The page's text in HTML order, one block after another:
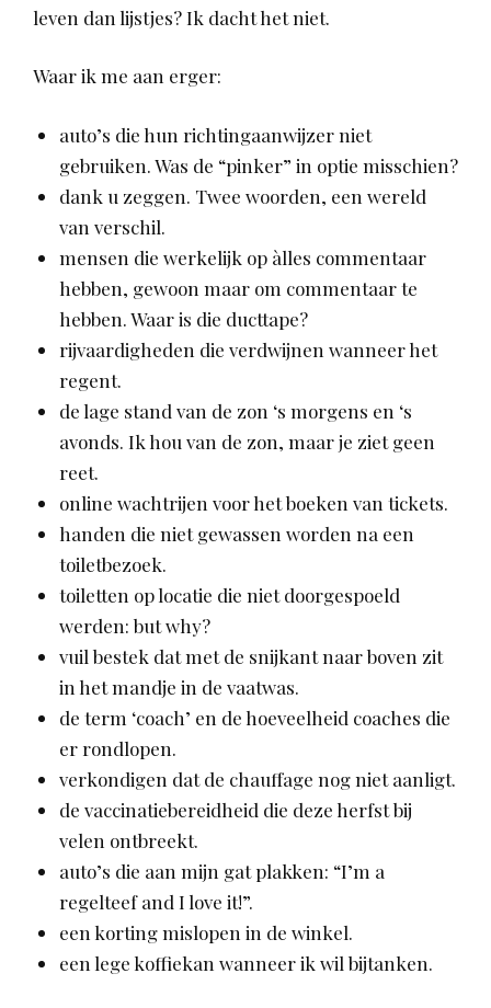
leven dan lijstjes? Ik dacht het niet.
Waar ik me aan erger:
auto’s die hun richtingaanwijzer niet
gebruiken. Was de “pinker” in optie misschien?
dank u zeggen. Twee woorden, een wereld
van verschil.
mensen die werkelijk op àlles commentaar
hebben, gewoon maar om commentaar te
hebben. Waar is die ducttape?
rijvaardigheden die verdwijnen wanneer het
regent.
de lage stand van de zon ‘s morgens en ‘s
avonds. Ik hou van de zon, maar je ziet geen
reet.
online wachtrijen voor het boeken van tickets.
handen die niet gewassen worden na een
toiletbezoek.
toiletten op locatie die niet doorgespoeld
werden: but why?
vuil bestek dat met de snijkant naar boven zit
in het mandje in de vaatwas.
de term ‘coach’ en de hoeveelheid coaches die
er rondlopen.
verkondigen dat de chauffage nog niet aanligt.
de vaccinatiebereidheid die deze herfst bij
velen ontbreekt.
auto’s die aan mijn gat plakken: “I’m a
regelteef and I love it!”.
een korting mislopen in de winkel.
een lege koffiekan wanneer ik wil bijtanken.